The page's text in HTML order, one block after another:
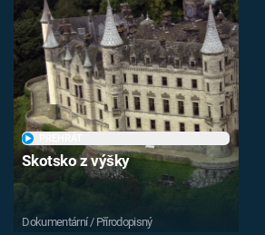
Skotsko z výšky
Dokumentární / Přírodopisný